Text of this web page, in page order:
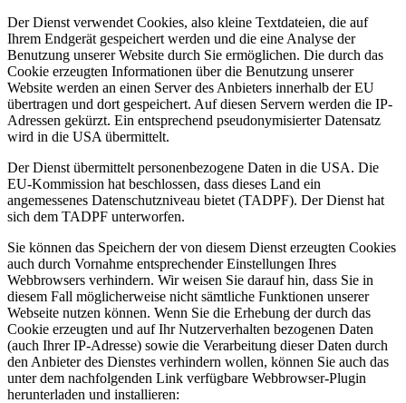
Der Dienst verwendet Cookies, also kleine Textdateien, die auf
Ihrem Endgerät gespeichert werden und die eine Analyse der
Benutzung unserer Website durch Sie ermöglichen. Die durch das
Cookie erzeugten Informationen über die Benutzung unserer
Website werden an einen Server des Anbieters innerhalb der EU
übertragen und dort gespeichert. Auf diesen Servern werden die IP-
Adressen gekürzt. Ein entsprechend pseudonymisierter Datensatz
wird in die USA übermittelt.
Der Dienst übermittelt personenbezogene Daten in die USA. Die
EU-Kommission hat beschlossen, dass dieses Land ein
angemessenes Datenschutzniveau bietet (TADPF). Der Dienst hat
sich dem TADPF unterworfen.
Sie können das Speichern der von diesem Dienst erzeugten Cookies
auch durch Vornahme entsprechender Einstellungen Ihres
Webbrowsers verhindern. Wir weisen Sie darauf hin, dass Sie in
diesem Fall möglicherweise nicht sämtliche Funktionen unserer
Webseite nutzen können. Wenn Sie die Erhebung der durch das
Cookie erzeugten und auf Ihr Nutzerverhalten bezogenen Daten
(auch Ihrer IP-Adresse) sowie die Verarbeitung dieser Daten durch
den Anbieter des Dienstes verhindern wollen, können Sie auch das
unter dem nachfolgenden Link verfügbare Webbrowser-Plugin
herunterladen und installieren: